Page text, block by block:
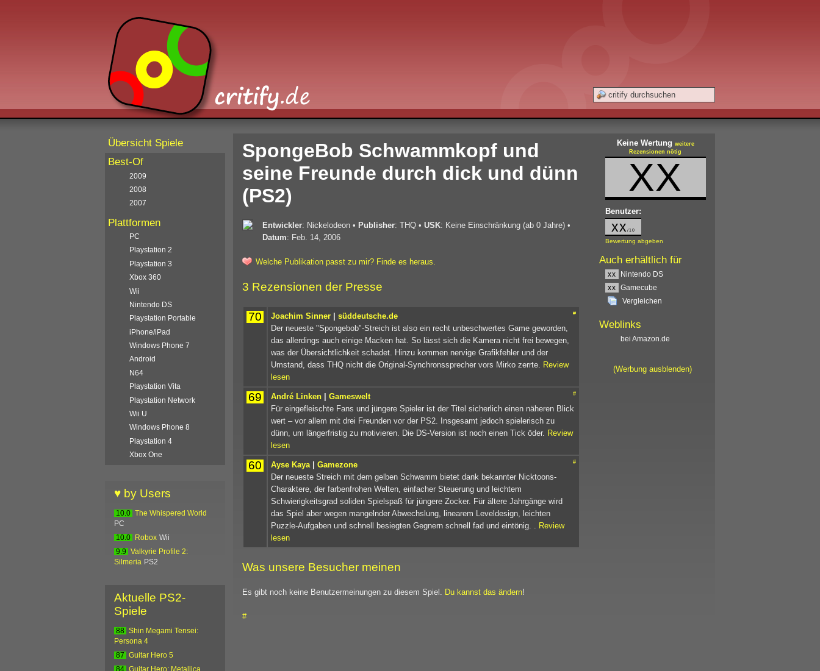
SpongeBob Schwammkopf und
seine Freunde durch dick und dünn
(PS2)
Entwickler: Nickelodeon • Publisher: THQ • USK: Keine Einschränkung (ab 0 Jahre) •
Datum: Feb. 14, 2006
Welche Publikation passt zu mir? Finde es heraus.
3 Rezensionen der Presse
70 #
Joachim Sinner | süddeutsche.de
Der neueste "Spongebob"-Streich ist also ein recht unbeschwertes Game geworden,
das allerdings auch einige Macken hat. So lässt sich die Kamera nicht frei bewegen,
was der Übersichtlichkeit schadet. Hinzu kommen nervige Grafikfehler und der
Umstand, dass THQ nicht die Original-Synchronssprecher vors Mirko zerrte. Review
lesen
69 #
André Linken | Gameswelt
Für eingefleischte Fans und jüngere Spieler ist der Titel sicherlich einen näheren Blick
wert – vor allem mit drei Freunden vor der PS2. Insgesamt jedoch spielerisch zu
dünn, um längerfristig zu motivieren. Die DS-Version ist noch einen Tick öder. Review
lesen
60 #
Ayse Kaya | Gamezone
Der neueste Streich mit dem gelben Schwamm bietet dank bekannter Nicktoons-
Charaktere, der farbenfrohen Welten, einfacher Steuerung und leichtem
Schwierigkeitsgrad soliden Spielspaß für jüngere Zocker. Für ältere Jahrgänge wird
das Spiel aber wegen mangelnder Abwechslung, linearem Leveldesign, leichten
Puzzle-Aufgaben und schnell besiegten Gegnern schnell fad und eintönig. .
Review
lesen
Was unsere Besucher meinen
Es gibt noch keine Benutzermeinungen zu diesem Spiel. Du kannst das ändern!
Keine Wertung weitere
Rezensionen nötig
XX
Benutzer:
xx /10
Bewertung abgeben
Auch erhältlich für
xx
Nintendo DS
xx Gamecube
Vergleichen
Weblinks
bei Amazon.de
(Werbung ausblenden)
#
Übersicht Spiele
Best-Of
2009
2008
2007
Plattformen
PC
Playstation 2
Playstation 3
Xbox 360
Wii
Nintendo DS
Playstation Portable
iPhone/iPad
Windows Phone 7
Android
N64
Playstation Vita
Playstation Network
Wii U
Windows Phone 8
Playstation 4
Xbox One
♥ by Users
10.0 The Whispered World
PC
10.0
Robox Wii
9.9
Valkyrie Profile 2:
Silmeria PS2
Aktuelle PS2-
Spiele
88 Shin Megami Tensei:
Persona 4
87
Guitar Hero 5
84 Guitar Hero: Metallica